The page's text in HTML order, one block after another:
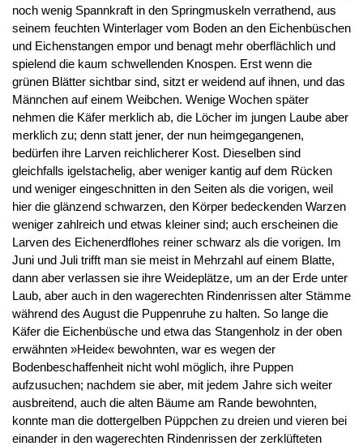
noch wenig Spannkraft in den Springmuskeln verrathend, aus
seinem feuchten Winterlager vom Boden an den Eichenbüschen
und Eichenstangen empor und benagt mehr oberflächlich und
spielend die kaum schwellenden Knospen. Erst wenn die
grünen Blätter sichtbar sind, sitzt er weidend auf ihnen, und das
Männchen auf einem Weibchen. Wenige Wochen später
nehmen die Käfer merklich ab, die Löcher im jungen Laube aber
merklich zu; denn statt jener, der nun heimgegangenen,
bedürfen ihre Larven reichlicherer Kost. Dieselben sind
gleichfalls igelstachelig, aber weniger kantig auf dem Rücken
und weniger eingeschnitten in den Seiten als die vorigen, weil
hier die glänzend schwarzen, den Körper bedeckenden Warzen
weniger zahlreich und etwas kleiner sind; auch erscheinen die
Larven des Eichenerdflohes reiner schwarz als die vorigen. Im
Juni und Juli trifft man sie meist in Mehrzahl auf einem Blatte,
dann aber verlassen sie ihre Weideplätze, um an der Erde unter
Laub, aber auch in den wagerechten Rindenrissen alter Stämme
während des August die Puppenruhe zu halten. So lange die
Käfer die Eichenbüsche und etwa das Stangenholz in der oben
erwähnten »Heide« bewohnten, war es wegen der
Bodenbeschaffenheit nicht wohl möglich, ihre Puppen
aufzusuchen; nachdem sie aber, mit jedem Jahre sich weiter
ausbreitend, auch die alten Bäume am Rande bewohnten,
konnte man die dottergelben Püppchen zu dreien und vieren bei
einander in den wagerechten Rindenrissen der zerklüfteten